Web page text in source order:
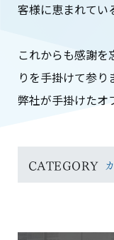
客様に恵まれてい
これからも感謝を
りを手掛けて参り
弊社が手掛けたオ
CATEGORY